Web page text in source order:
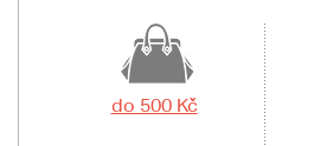
do 500 Kč